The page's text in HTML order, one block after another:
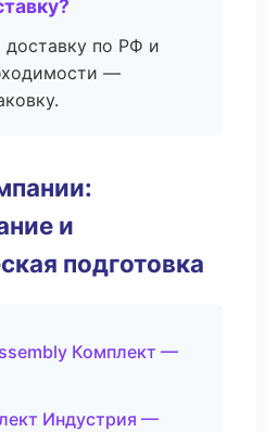
доставку по РФ и
—
и
подготовка
Комплект —
Индустрия —